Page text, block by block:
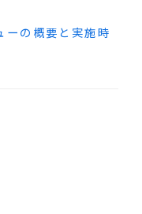
ーの概要と実施時